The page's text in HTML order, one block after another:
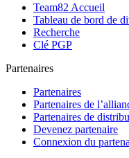
Team82 Accueil
Tableau de bord de
Recherche
Clé PGP
Partenaires
Partenaires
Partenaires de
Partenaires de
Devenez partenaire
Connexion du